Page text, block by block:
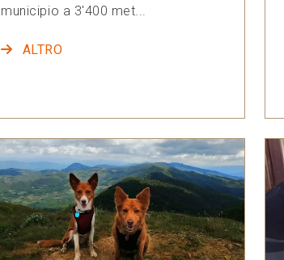
municipio a 3'400 met...
ALTRO